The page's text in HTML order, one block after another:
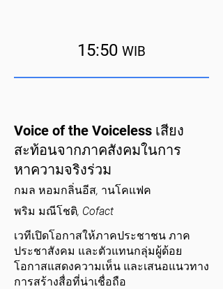
15:50 WIB
Voice of the Voiceless เสียง
สะท้อนจากภาคสังคมในการ
หาความจริงร่วม
กมล หอมกลิ่นอีส, านโคแฟค
พริม มณีโชติ, Cofact
เวทีเปิดโอกาสให้ภาคประชาชน ภาค
ประชาสังคม และตัวแทนกลุ่มผู้ด้อย
โอกาสแสดงความเห็น และเสนอแนวทาง
การสร้างสื่อที่น่าเชื่อถือ